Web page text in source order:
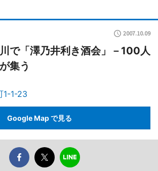
2007.10.09
で「澤乃井利き酒会」－100人
集う
1-1-23
Google Map で見る